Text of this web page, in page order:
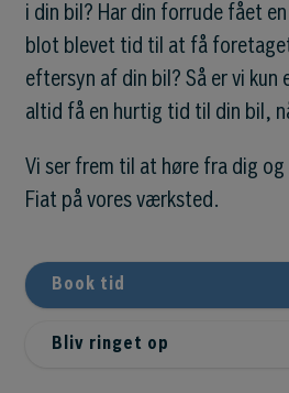
i din bil? Har din forrude fået
blot blevet tid til at få
eftersyn af din bil? Så er vi kun
altid få en hurtig tid til din bil,
Vi ser frem til at høre fra dig
Fiat på vores værksted.
Book tid
Bliv ringet op